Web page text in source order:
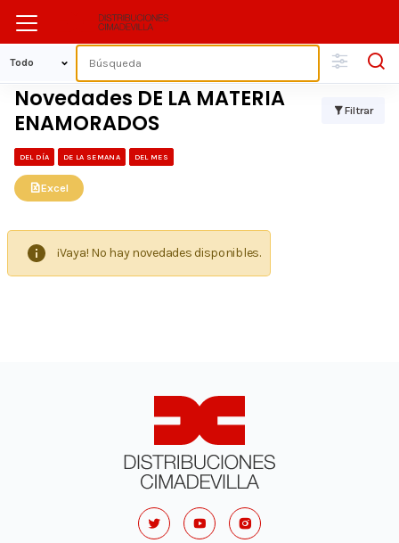
Novedades DE LA MATERIA
ENAMORADOS
Filtrar
DEL DÍA DE LA SEMANA DEL MES
Excel
¡Vaya! No hay novedades disponibles.